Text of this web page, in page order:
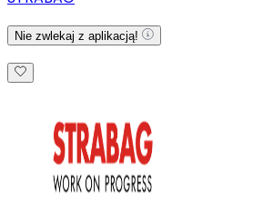
Nie zwlekaj z aplikacją!